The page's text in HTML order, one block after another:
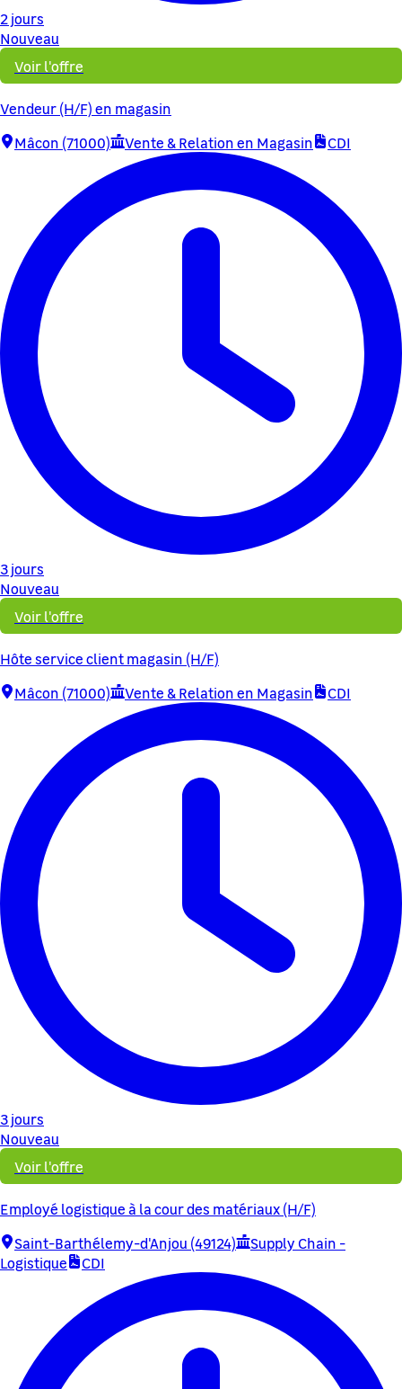
2 jours
Nouveau
Voir l'offre
Vendeur (H/F) en magasin
Mâcon (71000)
Vente & Relation en Magasin CDI
3 jours
Nouveau
Voir l'offre
Hôte service client magasin (H/F)
Mâcon (71000)
Vente & Relation en Magasin CDI
3 jours
Nouveau
Voir l'offre
Employé logistique à la cour des matériaux (H/F)
Saint-Barthélemy-d'Anjou (49124)
Supply Chain -
Logistique
CDI